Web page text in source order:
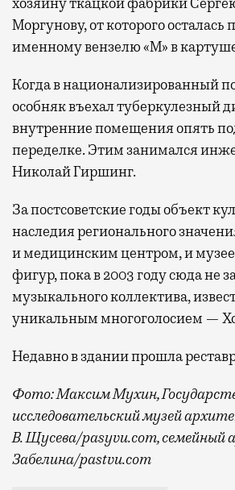
Моргунову, от которого осталась
именному вензелю «М» в
Когда в национализированный
особняк въехал туберкулезный
внутренние помещения опять
переделке. Этим занимался
Николай Гиршинг.
За постсоветские годы объект
наследия регионального
и медицинским центром, и
фигур, пока в 2003 году сюда не
музыкального коллектива,
уникальным многоголосием —
Недавно в здании прошла
Фото: Максим Мухин,
исследовательский музей
В. Щусева/pasyvu.com, семейный
Забелина/pastvu.com